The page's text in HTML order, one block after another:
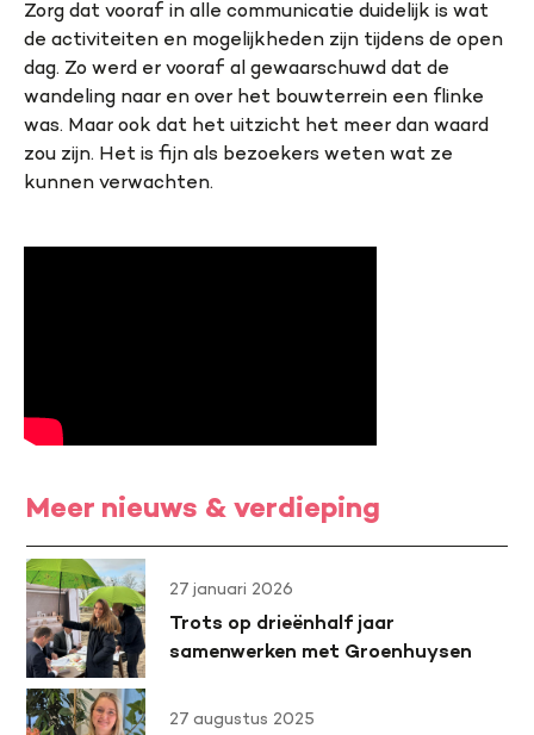
Zorg dat vooraf in alle communicatie duidelijk is wat
de activiteiten en mogelijkheden zijn tijdens de open
dag. Zo werd er vooraf al gewaarschuwd dat de
wandeling naar en over het bouwterrein een flinke
was. Maar ook dat het uitzicht het meer dan waard
zou zijn. Het is fijn als bezoekers weten wat ze
kunnen verwachten.
Meer nieuws & verdieping
27 januari 2026
Trots op drieënhalf jaar
samenwerken met Groenhuysen
27 augustus 2025